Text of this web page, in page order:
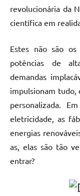
revolucionária da
científica em
Estes não são
potências de
demandas
impulsionam tudo,
personalizada.
eletricidade, as
energias
as, elas são tão
entrar?